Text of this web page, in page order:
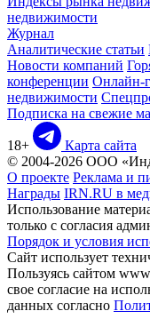
недвижимости
Журнал
Аналитические статьи
Новости компаний
конференции Онлайн-
недвижимости
Подписка на свежие
18+
Карта сайта
© 2004-2026 ООО
О проекте Реклама и
Награды IRN.RU в
Использование
только с согласия
Порядок и условия
Сайт использует
Пользуясь сайтом
свое согласие на
данных согласно